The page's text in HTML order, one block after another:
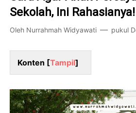
Review
Food-Travel
Sekolah, Ini Rahasianya!
Oleh Nurrahmah Widyawati pukul
Konten [Tampil]